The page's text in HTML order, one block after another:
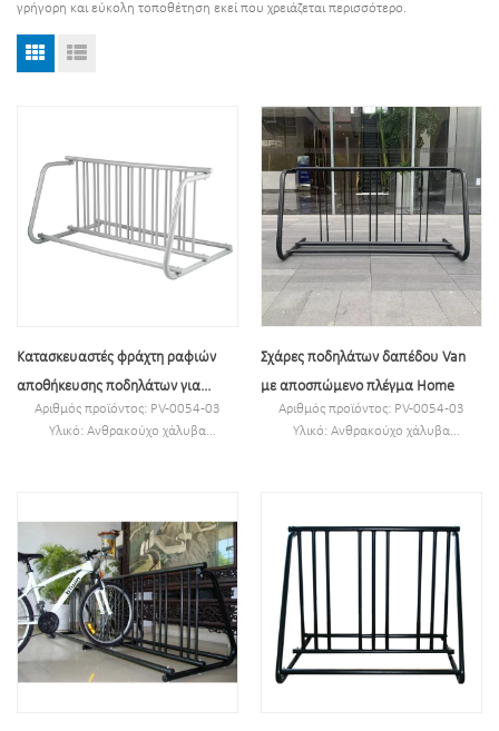
γρήγορη και εύκολη τοποθέτηση εκεί που χρειάζεται περισσότερο.
Κατασκευαστές φράχτη ραφιών
αποθήκευσης ποδηλάτων για
εμπορική ασφάλεια
Αριθμός προϊόντος: PV-0054-03
Υλικό: Ανθρακούχο χάλυβα
Φινίρισμα: βουτηγμένο στο ζεστό,
προσθέστε 2 φορές επικαλυμμένο με
μαύρη σκόνη
Χωρητικότητα: 10 ποδήλατα
Σχάρες ποδηλάτων δαπέδου Van
με αποσπώμενο πλέγμα Home
Αριθμός προϊόντος: PV-0054-03
Υλικό: Ανθρακούχο χάλυβα
Φινίρισμα: βουτηγμένο στο ζεστό,
προσθέστε 2 φορές επικαλυμμένο με
Χωρητικότητα: 10 ποδήλατα